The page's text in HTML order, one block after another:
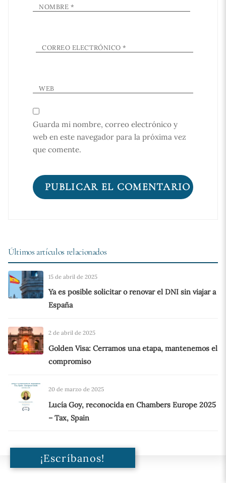
NOMBRE *
CORREO ELECTRÓNICO*
WEB
Guarda mi nombre, correo electrónico y
web en este navegador para la próxima vez
que comente.
Últimos artículos relacionados
15 de abril de 2025
Ya es posible solicitar o renovar el DNI sin viajar a
España
2 de abril de 2025
Golden Visa: Cerramos una etapa, mantenemos el
compromiso
20 de marzo de 2025
Lucía Goy, reconocida en Chambers Europe 2025
– Tax, Spain
¡Escríbanos!